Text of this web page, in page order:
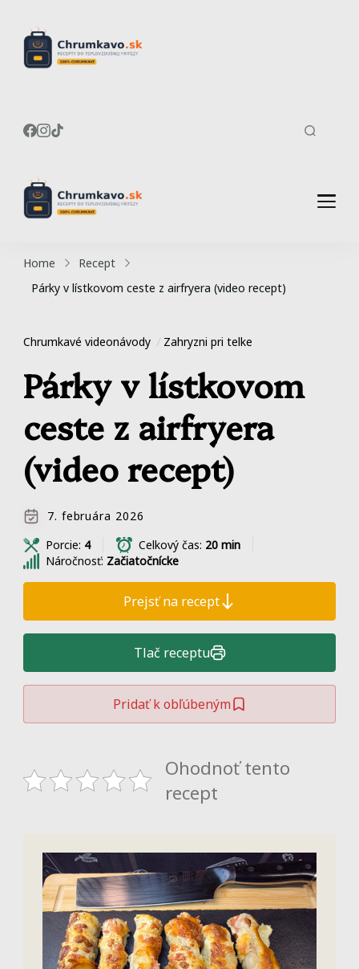
fritézy
Home
Recept
Párky v lístkovom ceste z airfryera (video recept)
Chrumkavé videonávody Zahryzni pri telke
Párky v lístkovom
ceste z airfryera
(video recept)
7. februára 2026
Porcie: 4 Celkový čas: 20 min
Náročnosť: Začiatočnícke
Prejsť na recept
Tlač receptu
Pridať k obľúbeným
Ohodnoť tento
recept